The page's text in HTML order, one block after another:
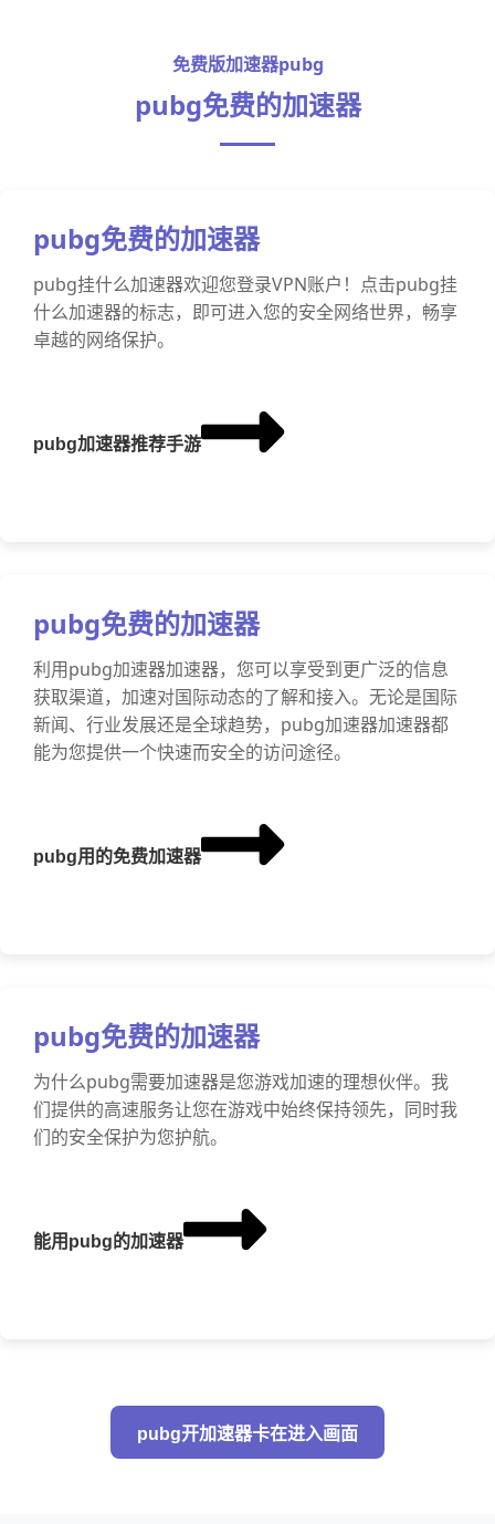
免费版加速器pubg
pubg免费的加速器
pubg免费的加速器
pubg挂什么加速器欢迎您登录VPN账户！点击pubg挂
什么加速器的标志，即可进入您的安全网络世界，畅享
卓越的网络保护。
pubg加速器推荐手游
pubg免费的加速器
利用pubg加速器加速器，您可以享受到更广泛的信息
获取渠道，加速对国际动态的了解和接入。无论是国际
新闻、行业发展还是全球趋势，pubg加速器加速器都
能为您提供一个快速而安全的访问途径。
pubg用的免费加速器
pubg免费的加速器
为什么pubg需要加速器是您游戏加速的理想伙伴。我
们提供的高速服务让您在游戏中始终保持领先，同时我
们的安全保护为您护航。
能用pubg的加速器
pubg开加速器卡在进入画面